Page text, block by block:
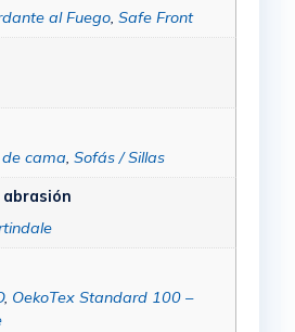
al Fuego, Safe Front
cama, Sofás / Sillas
abrasión
, OekoTex Standard 100 –